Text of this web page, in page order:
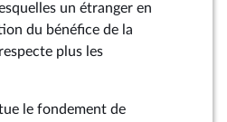
un étranger en
du bénéfice de la
plus les
le fondement de